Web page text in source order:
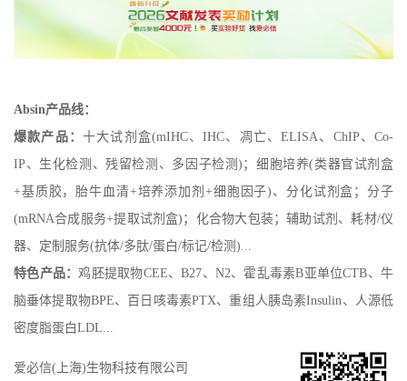
Absin产品线：
爆款产品： 十大试剂盒(mIHC、IHC、凋亡、ELISA、ChIP、Co-
IP、生化检测、残留检测、多因子检测)；细胞培养(类器官试剂盒
+基质胶，胎牛血清+培养添加剂+细胞因子)、分化试剂盒；分子
(mRNA合成服务+提取试剂盒)；化合物大包装；辅助试剂、耗材/仪
器、定制服务(抗体/多肽/蛋白/标记/检测)...
特色产品：鸡胚提取物CEE、B27、N2、霍乱毒素B亚单位CTB、牛
脑垂体提取物BPE、百日咳毒素PTX、重组人胰岛素Insulin、人源低
密度脂蛋白LDL...
爱必信(上海)生物科技有限公司